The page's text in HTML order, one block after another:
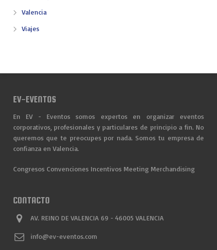
Valencia
Viajes
EV-EVENTOS
En EV - Eventos somos expertos en organizar eventos
corporativos, profesionales y particulares de principio a fin. No
queremos que te preocupes por nada. Somos tu empresa de
confianza en Valencia.
Congresos Convenciones Incentivos Meeting Merchandising
CONTACTO
AV. REINO DE VALENCIA 69 - 46005 VALENCIA
info@ev-eventos.com